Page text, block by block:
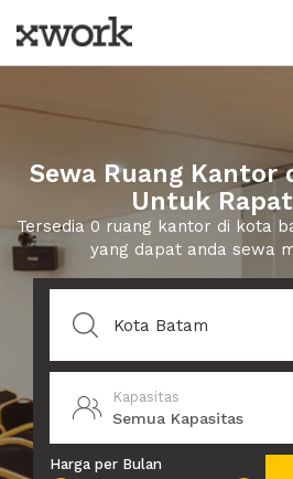
Sewa Ruang Kantor
Untuk
Tersedia 0 ruang kantor di kota
yang dapat anda sewa
Kapasitas
Semua Kapasitas
Harga per Bulan